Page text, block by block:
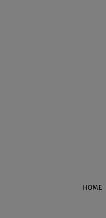
Footer
HOME